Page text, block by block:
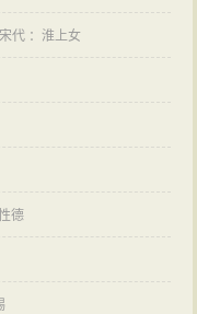
宋代 ：淮上女
德